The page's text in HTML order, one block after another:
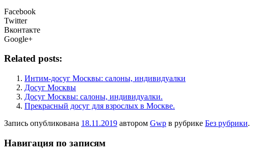
Facebook
Twitter
Вконтакте
Google+
Related posts:
Интим-досуг Москвы: салоны, индивидуалки
Досуг Москвы
Досуг Москвы: салоны, индивидуалки.
Прекрасный досуг для взрослых в Москве.
Запись опубликована 18.11.2019 автором Gwp в рубрике Без рубрики.
Навигация по записям